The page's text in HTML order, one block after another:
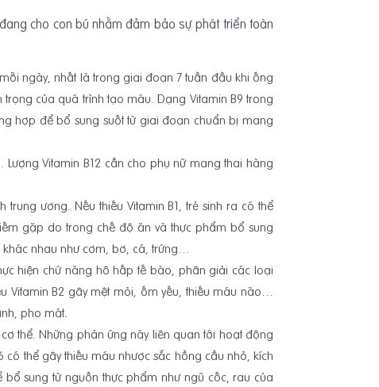
cho con bú nhằm đảm bảo sự phát triển toàn
ngày, nhất là trong giai đoạn 7 tuần đầu khi ống
của quá trình tạo máu. Dạng Vitamin B9 trong
hợp để bổ sung suốt từ giai đoạn chuẩn bị mang
Vitamin B12 cần cho phụ nữ mang thai hàng
ương. Nếu thiếu Vitamin B1, trẻ sinh ra có thể
gặp do trong chế độ ăn và thực phẩm bổ sung
khác nhau như cơm, bơ, cá, trứng…
hiện chứ năng hô hấp tế bào, phân giải các loại
Vitamin B2 gây mệt mỏi, ốm yếu, thiếu máu não…
pho mát.
thể. Những phản ứng này liên quan tới hoạt động
thể gây thiếu máu nhược sắc hồng cầu nhỏ, kích
sung từ nguồn thực phẩm như ngũ cốc, rau của